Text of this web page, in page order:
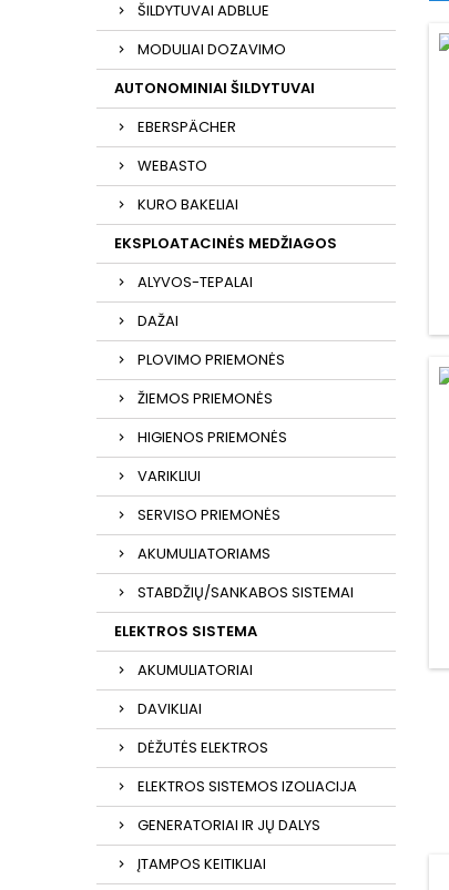
ŠILDYTUVAI ADBLUE
MODULIAI DOZAVIMO
AUTONOMINIAI ŠILDYTUVAI
EBERSPÄCHER
WEBASTO
KURO BAKELIAI
EKSPLOATACINĖS MEDŽIAGOS
ALYVOS-TEPALAI
DAŽAI
PLOVIMO PRIEMONĖS
ŽIEMOS PRIEMONĖS
HIGIENOS PRIEMONĖS
VARIKLIUI
SERVISO PRIEMONĖS
AKUMULIATORIAMS
STABDŽIŲ/SANKABOS SISTEMAI
ELEKTROS SISTEMA
AKUMULIATORIAI
DAVIKLIAI
DĖŽUTĖS ELEKTROS
ELEKTROS SISTEMOS IZOLIACIJA
GENERATORIAI IR JŲ DALYS
ĮTAMPOS KEITIKLIAI